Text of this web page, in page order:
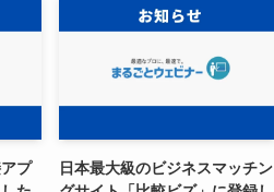
プ
日本最大級のビジネスマッチン